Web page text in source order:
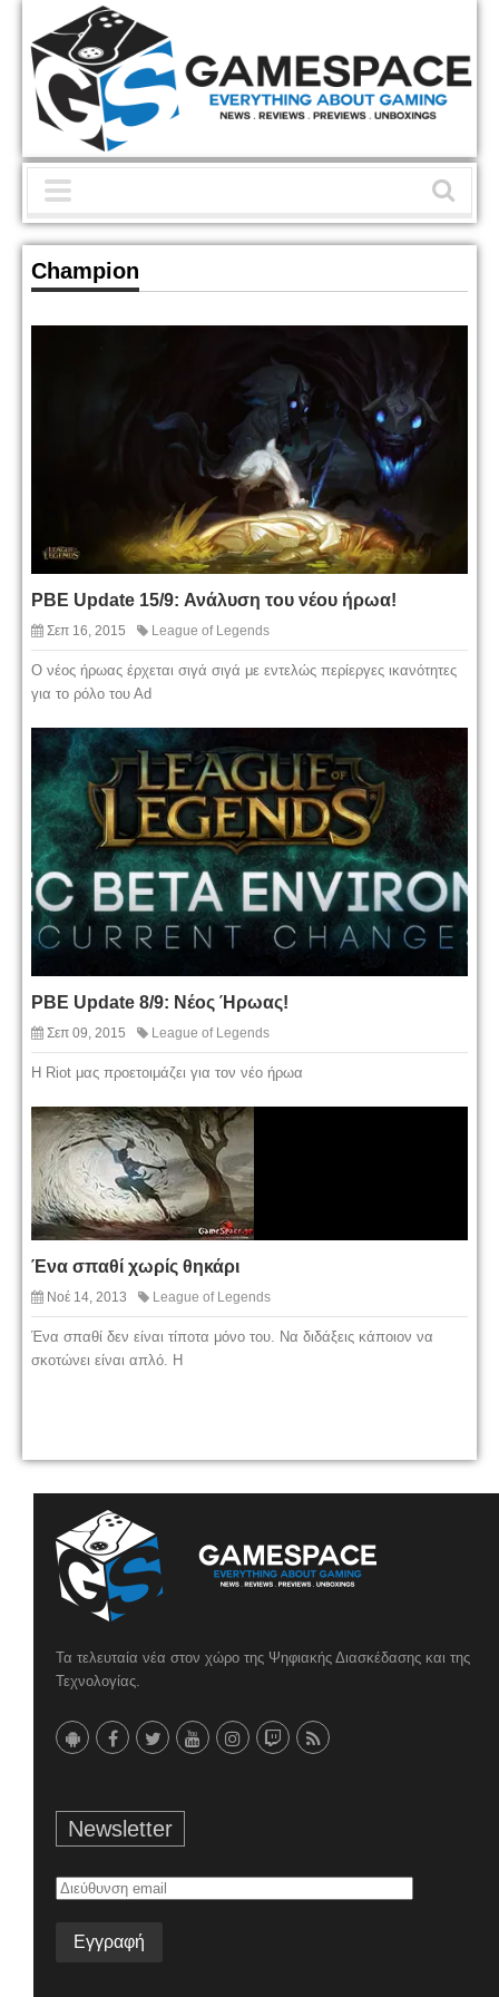
Champion
PBE Update 15/9: Ανάλυση του νέου ήρωα!
Σεπ 16, 2015 League of Legends
Ο νέος ήρωας έρχεται σιγά σιγά με εντελώς περίεργες ικανότητες
για το ρόλο του Αd
PBE Update 8/9: Νέος Ήρωας!
Σεπ 09, 2015 League of Legends
Η Riot μας προετοιμάζει για τον νέο ήρωα
Ένα σπαθί χωρίς θηκάρι
Νοέ 14, 2013 League of Legends
Ένα σπαθί δεν είναι τίποτα μόνο του. Να διδάξεις κάποιον να
σκοτώνει είναι απλό. Η
Τα τελευταία νέα στον χώρο της Ψηφιακής Διασκέδασης και της
Τεχνολογίας.
Newsletter
Διεύθυνση